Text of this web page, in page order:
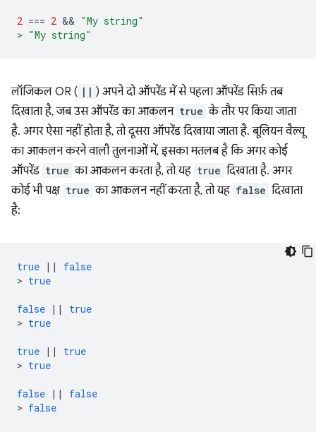
2 === 2 && "My string"
> "My string"
लॉजिकल OR ( || ) अपने दो ऑपरेंड में से पहला ऑपरेंड सिर्फ़ तब
दिखाता है, जब उस ऑपरेंड का आकलन true के तौर पर किया जाता
है. अगर ऐसा नहीं होता है, तो दूसरा ऑपरेंड दिखाया जाता है. बूलियन वैल्यू
का आकलन करने वाली तुलनाओं में, इसका मतलब है कि अगर कोई
ऑपरेंड true का आकलन करता है, तो यह true दिखाता है. अगर
कोई भी पक्ष true का आकलन नहीं करता है, तो यह false दिखाता
है:
true ||
false
> true
false ||
true
> true
true ||
true
> true
false ||
false
> false